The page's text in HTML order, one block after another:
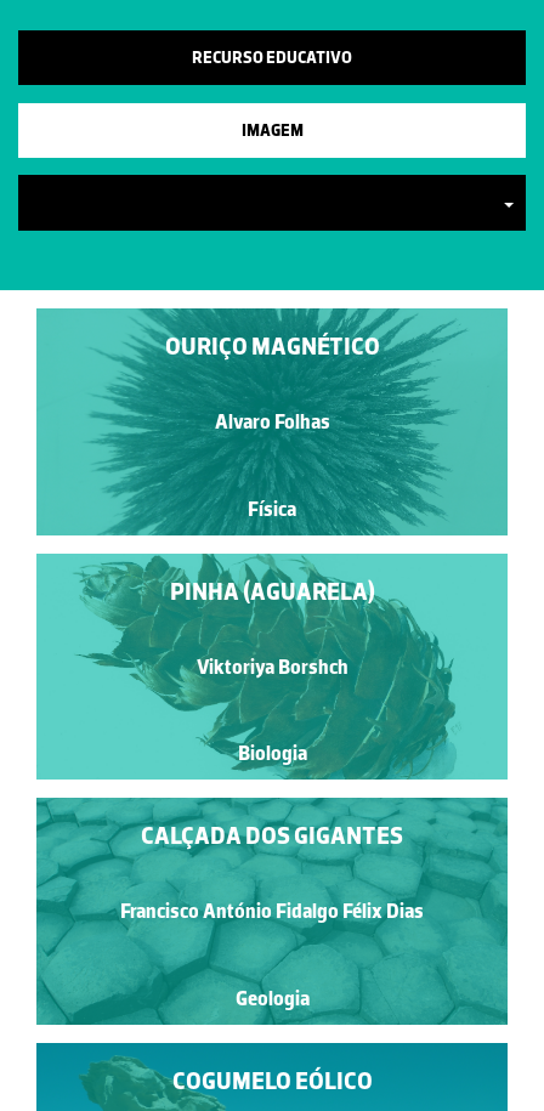
RECURSO EDUCATIVO
IMAGEM
OURIÇO MAGNÉTICO
Alvaro Folhas
Física
CALÇADA DOS GIGANTES
Francisco António Fidalgo Félix Dias
Geologia
COGUMELO EÓLICO
PINHA (AGUARELA)
Viktoriya Borshch
Biologia